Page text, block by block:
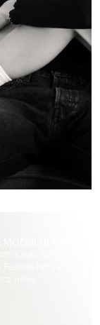
ULOG!
vrelu jesenju
kampanje,
vreme.